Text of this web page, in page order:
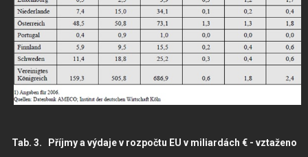
Tab. 3. Příjmy a výdaje v rozpočtu EU v miliardách € - vztaženo